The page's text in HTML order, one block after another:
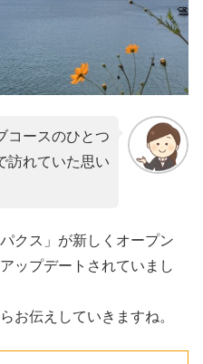
コースのひとつ
訪れていた思い
クス」が新しくオープン
ップデートされていまし
お伝えしていきますね。